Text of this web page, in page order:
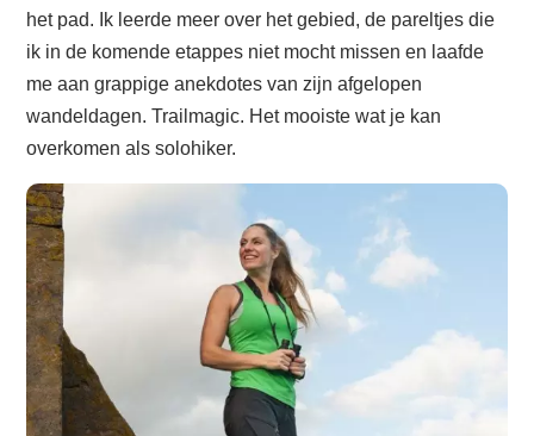
het pad. Ik leerde meer over het gebied, de pareltjes die
ik in de komende etappes niet mocht missen en laafde
me aan grappige anekdotes van zijn afgelopen
wandeldagen. Trailmagic. Het mooiste wat je kan
overkomen als solohiker.